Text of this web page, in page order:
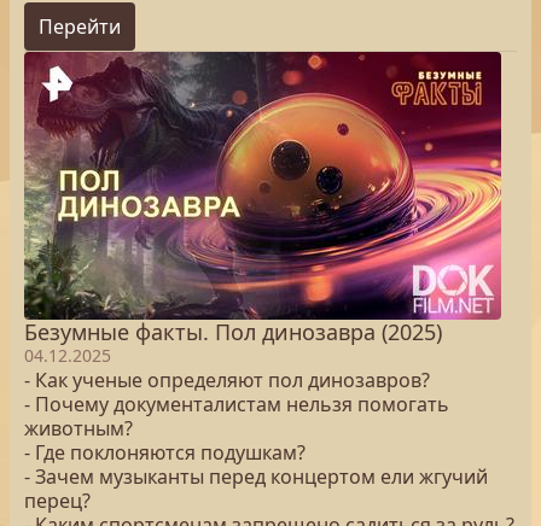
Перейти
Безумные факты. Пол динозавра (2025)
04.12.2025
- Как ученые определяют пол динозавров?
- Почему документалистам нельзя помогать
животным?
- Где поклоняются подушкам?
- Зачем музыканты перед концертом ели жгучий
перец?